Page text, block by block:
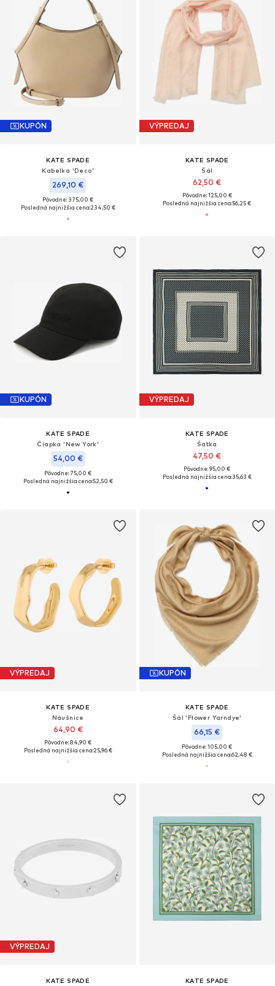
KUPÓN
KATE SPADE
Kabelka 'Deco'
269,10 €
Pôvodne: 375,00 €
Posledná najnižšia cena:234,50 €
VÝPREDAJ
KATE SPADE
Šál
62,50 €
Pôvodne: 125,00 €
Posledná najnižšia cena:56,25 €
KUPÓN
KATE SPADE
Čiapka 'New York'
54,00 €
Pôvodne: 75,00 €
Posledná najnižšia cena:52,50 €
VÝPREDAJ
KATE SPADE
Šatka
47,50 €
Pôvodne: 95,00 €
Posledná najnižšia cena:35,63 €
VÝPREDAJ
KATE SPADE
Náušnice
64,90 €
Pôvodne: 84,90 €
Posledná najnižšia cena:25,96 €
KUPÓN
KATE SPADE
Šál 'Flower Yarndye'
66,15 €
Pôvodne: 105,00 €
Posledná najnižšia cena:62,48 €
VÝPREDAJ
KATE SPADE KATE SPADE